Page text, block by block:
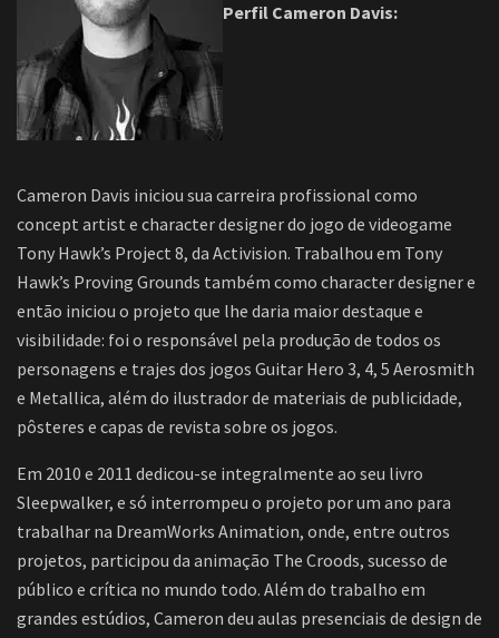
Perfil Cameron Davis:
Cameron Davis iniciou sua carreira profissional como
concept artist e character designer do jogo de videogame
Tony Hawk’s Project 8, da Activision. Trabalhou em Tony
Hawk’s Proving Grounds também como character designer e
então iniciou o projeto que lhe daria maior destaque e
visibilidade: foi o responsável pela produção de todos os
personagens e trajes dos jogos Guitar Hero 3, 4, 5 Aerosmith
e Metallica, além do ilustrador de materiais de publicidade,
pôsteres e capas de revista sobre os jogos.
Em 2010 e 2011 dedicou-se integralmente ao seu livro
Sleepwalker, e só interrompeu o projeto por um ano para
trabalhar na DreamWorks Animation, onde, entre outros
projetos, participou da animação The Croods, sucesso de
público e crítica no mundo todo. Além do trabalho em
grandes estúdios, Cameron deu aulas presenciais de design de